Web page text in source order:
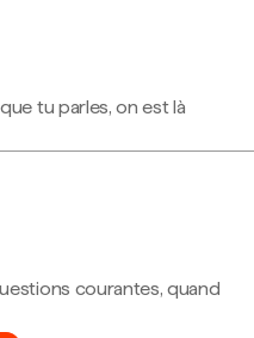
tu parles, on est là
courantes, quand